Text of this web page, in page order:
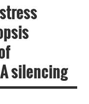
silencing